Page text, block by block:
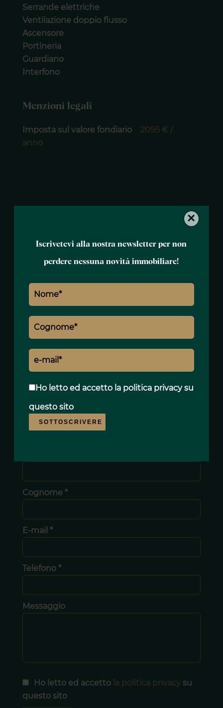
Iscrivetevi alla nostra newsletter per non
perdere nessuna novità immobiliare!
Ho letto ed accetto la politica privacysu
questo sito
SOTTOSCRIVERE
×
Serrande elettriche
Ventilazione doppio flusso
Ascensore
Portineria
Guardiano
Interfono
Menzioni legali
Imposta sul valore fondiario
2095 € /
anno
Cognome *
E-mail *
Telefono *
Messaggio
Ho letto ed accetto la politica privacysu
questo sito